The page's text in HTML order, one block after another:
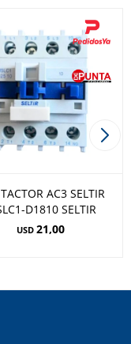
AC3 SELTIR
D1810 SELTIR
USD 21,00